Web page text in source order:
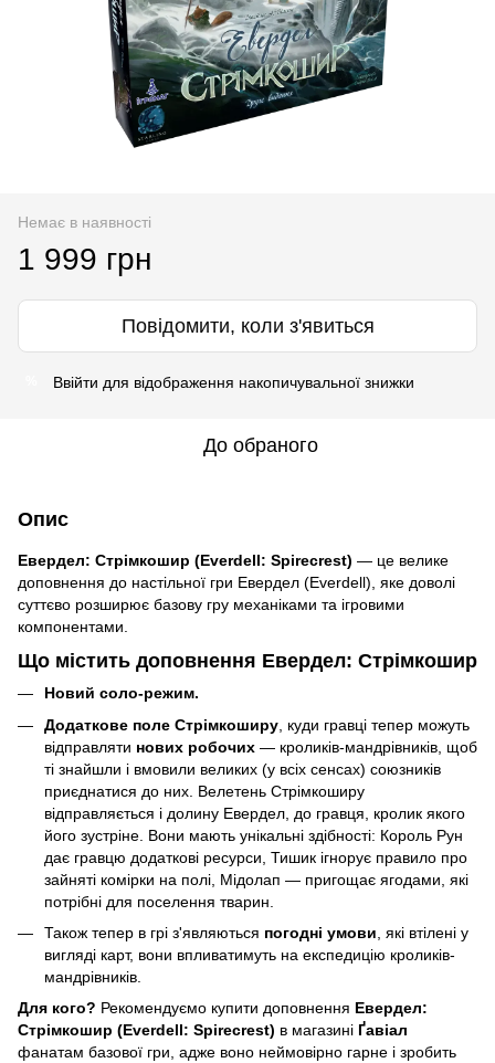
Немає в наявності
1 999 грн
Повідомити, коли з'явиться
Ввійти для відображення накопичувальної знижки
До обраного
Опис
Евердел: Стрімкошир (Everdell: Spirecrest) — це велике
доповнення до настільної гри Евердел (Everdell), яке доволі
суттєво розширює базову гру механіками та ігровими
компонентами.
Що містить доповнення Евердел: Стрімкошир
Новий соло-режим.
Додаткове поле Стрімкоширу , куди гравці тепер можуть
відправляти нових робочих — кроликів-мандрівників, щоб
ті знайшли і вмовили великих (у всіх сенсах) союзників
приєднатися до них. Велетень Стрімкоширу
відправляється і долину Евердел, до гравця, кролик якого
його зустріне. Вони мають унікальні здібності: Король Рун
дає гравцю додаткові ресурси, Тишик ігнорує правило про
зайняті комірки на полі, Мідолап — пригощає ягодами, які
потрібні для поселення тварин.
Також тепер в грі з'являються погодні умови , які втілені у
вигляді карт, вони впливатимуть на експедицію кроликів-
мандрівників.
Для кого? Рекомендуємо купити доповнення Евердел:
Стрімкошир (Everdell: Spirecrest) в магазині Ґавіал
фанатам базової гри, адже воно неймовірно гарне і зробить